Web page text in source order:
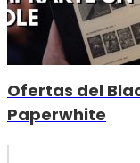
Ofertas del
Paperwhite